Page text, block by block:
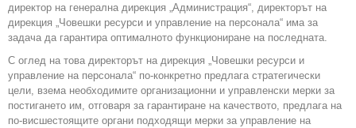
директор на генерална дирекция „Администрация“, директорът на
дирекция „Човешки ресурси и управление на персонала“ има за
задача да гарантира оптималното функциониране на последната.
С оглед на това директорът на дирекция „Човешки ресурси и
управление на персонала“ по-конкретно предлага стратегически
цели, взема необходимите организационни и управленски мерки за
постигането им, отговаря за гарантиране на качеството, предлага на
по-висшестоящите органи подходящи мерки за управление на